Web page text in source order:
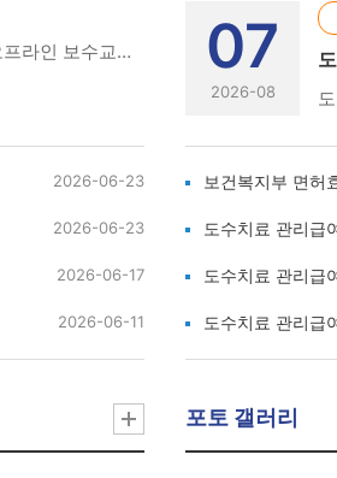
안녕하십니까. 충북도회입니다.충북도회에서는 오프라인 보수교육 활성화를 위해「찾아가는 보수교육」을 시행하고 있습니다.2026년 찾아가는 제 4차 보수교육은 7월 7일 (화)에 아이엠재활병원에서 진행되었습니다.첫 번째 시간에는 충북도회 학술이사님이신 충북대학교병원 신정우이사님께서 "신경계 환자의 호흡물리치료"를 주제로 신경계 손상으로 인한 호흡기능 저하의 특성과 다양한 호흡 물리치료 기법을 직접 보여주시며 임상 적용 방법에 대한 유익한 강의를 해주셨습니다두 번째 시간에는 충북도회 기획이사이자 아이엠재활병원 부장님이신 박용화이사님께서 "뇌손상 환자의 보행 재활을 위한 치료적 접근"을 주제로 실습을 통해 임상에서 활용할 수 있는 다양한 치료 접근법에 대해 강의해 주셨습니다.
2026-06-23
2026-06-23
2026-06-17
2026-06-11
07
2026-08
보건복지부 면허
도수치료 관리급
도수치료 관리급
도수치료 관리급
포토 갤러리